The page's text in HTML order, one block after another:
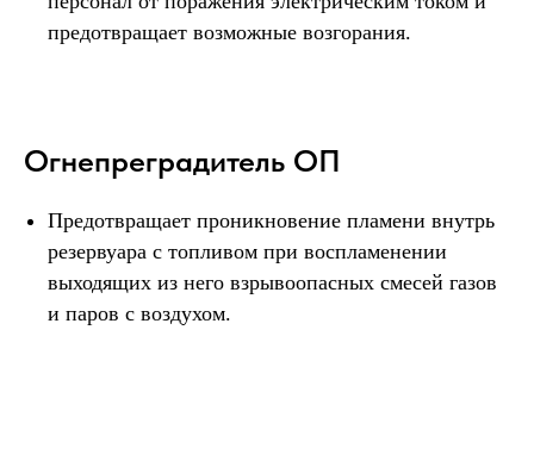
предотвращает возможные возгорания.
Огнепреградитель ОП
Предотвращает проникновение пламени внутрь
резервуара с топливом при воспламенении
выходящих из него взрывоопасных смесей газов
и паров с воздухом.